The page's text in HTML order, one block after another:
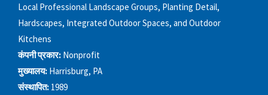
Local Professional Landscape Groups, Planting Detail,
Hardscapes, Integrated Outdoor Spaces, and Outdoor
Kitchens
कंपनी प्रकार: Nonprofit
मुख्यालय: Harrisburg, PA
संस्थापित: 1989